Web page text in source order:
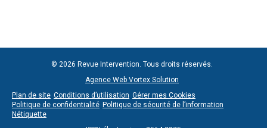
© 2026 Revue Intervention. Tous droits réservés.
Agence Web Vortex Solution
Plan de site Conditions d’utilisation Gérer mes Cookies
Politique de confidentialité Politique de sécurité de l’information
Nétiquette